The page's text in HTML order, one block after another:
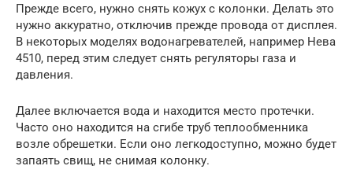
Прежде всего, нужно снять кожух с колонки. Делать это
нужно аккуратно, отключив прежде провода от дисплея.
В некоторых моделях водонагревателей, например Нева
4510, перед этим следует снять регуляторы газа и
давления.
Далее включается вода и находится место протечки.
Часто оно находится на сгибе труб теплообменника
возле обрешетки. Если оно легкодоступно, можно будет
запаять свищ, не снимая колонку.